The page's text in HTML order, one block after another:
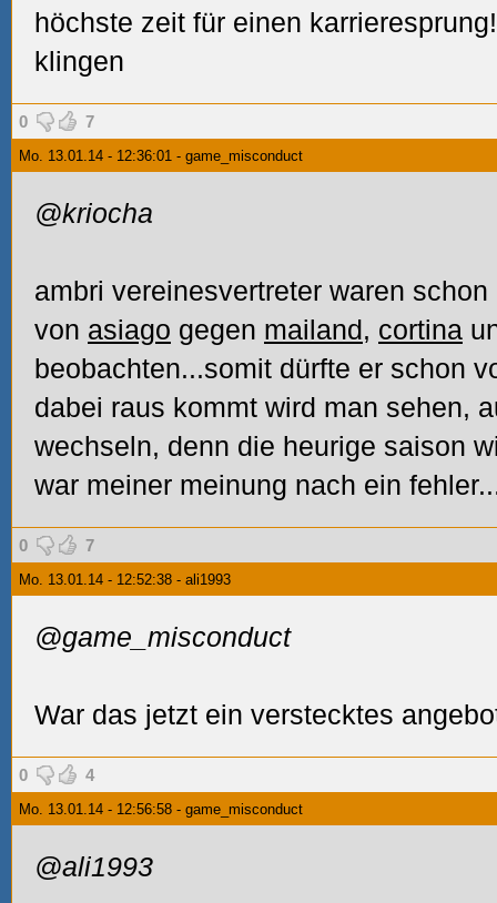
höchste zeit für einen
klingen
0 7
Mo. 13.01.14 - 12:36:01 - game_misconduct
@kriocha
ambri vereinesvertreter waren
von asiago gegen mailand, cortina
beobachten...somit dürfte er schon
dabei raus kommt wird man sehen,
wechseln, denn die heurige saison
war meiner meinung nach ein
0 7
Mo. 13.01.14 - 12:52:38 - ali1993
@game_misconduct
War das jetzt ein verstecktes
0 4
Mo. 13.01.14 - 12:56:58 - game_misconduct
@ali1993